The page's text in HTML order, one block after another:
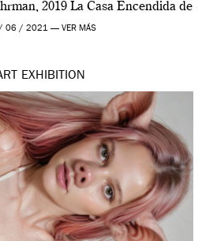
2019 La Casa Encendida de
y la Wellcome […]
06 / 2021 — VER MÁS
EXHIBITION